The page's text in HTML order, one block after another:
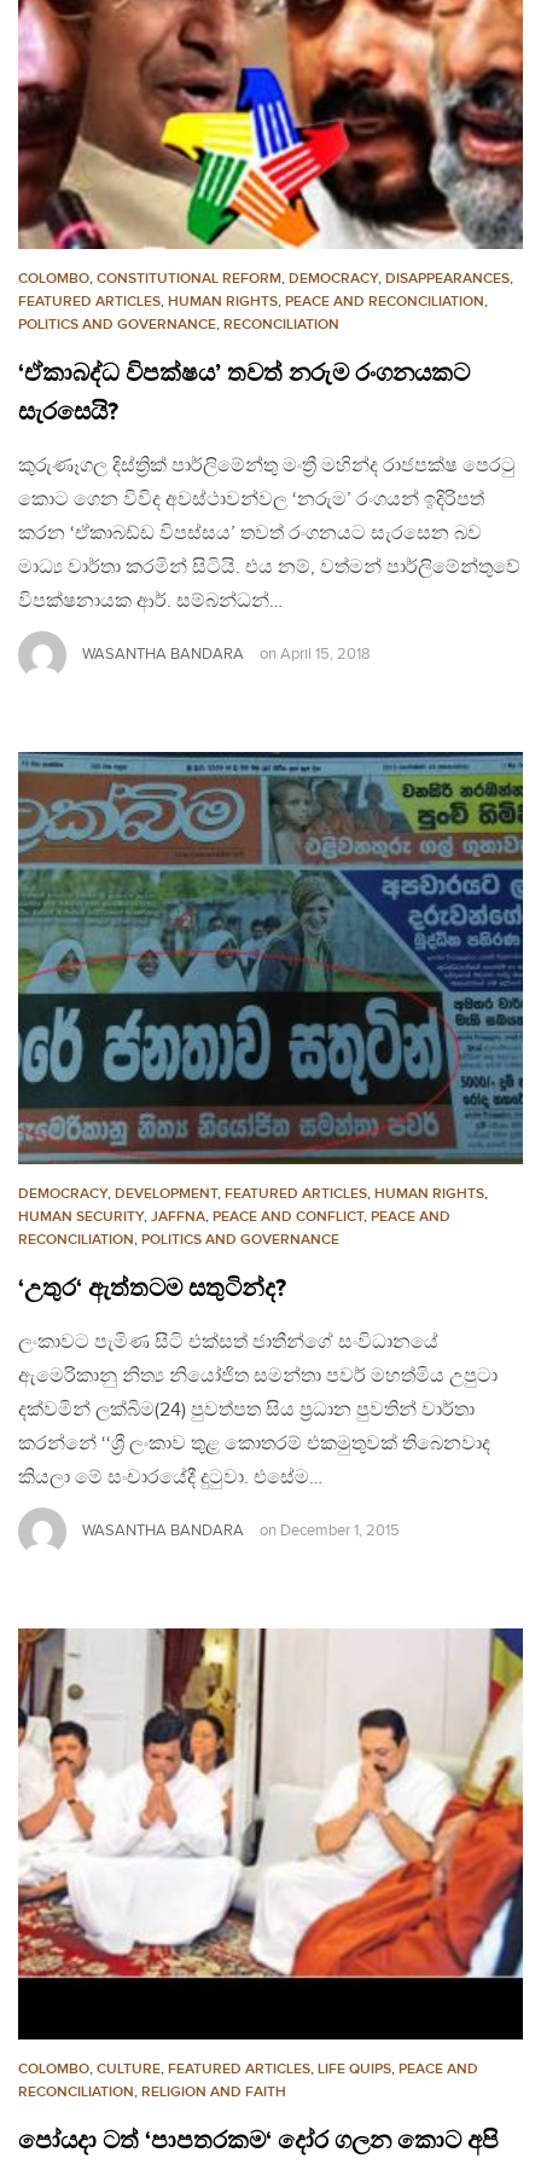
COLOMBO, CONSTITUTIONAL REFORM, DEMOCRACY, DISAPPEARANCES,
FEATURED ARTICLES, HUMAN RIGHTS, PEACE AND RECONCILIATION,
POLITICS AND GOVERNANCE, RECONCILIATION
‘ඒකාබද්ධ විපක්ෂය’ තවත් නරුම රංගනයකට
සැරසෙයි?
කුරුණෑගල දිස්ත්‍රික් පාර්ලිමේන්තු මංත්‍රී මහින්ද රාජපක්ෂ පෙරටු
කොට ගෙන විවිද අවස්ථාවන්වල ‘නරුම’ රංගයන් ඉදිරිපත්
කරන ‘ඒකාබඩ්ඩ විපස්සය’ තවත් රංගනයට සැරසෙන බව
මාධ්‍ය වාර්තා කරමින් සිටියි. එය නම්, වත්මන් පාර්ලිමේන්තුවේ
විපක්ෂනායක ආර්. සම්බන්ධන්…
WASANTHA BANDARA on April 15, 2018
DEMOCRACY, DEVELOPMENT, FEATURED ARTICLES, HUMAN RIGHTS,
HUMAN SECURITY, JAFFNA, PEACE AND CONFLICT, PEACE AND
RECONCILIATION, POLITICS AND GOVERNANCE
‘උතුර‘ ඇත්තටම සතුටින්ද?
ලංකාවට පැමිණ සිටි එක්සත් ජාතීන්ගේ සංවිධානයේ
ඇමෙරිකානු නිත්‍ය නියෝජිත සමන්තා පවර් මහත්මිය උපුටා
දක්වමින් ලක්බිම(24) පුවත්පත සිය ප්‍ර‍ධාන පුවතින් වාර්තා
කරන්නේ ‘‘ශ්‍රී ලංකාව තුළ කොතරම් එකමුතුවක් තිබෙනවාද
කියලා මේ සංචාරයේදී දුටුවා. එසේම…
WASANTHA BANDARA on December 1, 2015
COLOMBO, CULTURE, FEATURED ARTICLES, LIFE QUIPS, PEACE AND
RECONCILIATION, RELIGION AND FAITH
පෝයදා ටත් ‘පාපතරකම‘ දෝර ගලන කොට අපි